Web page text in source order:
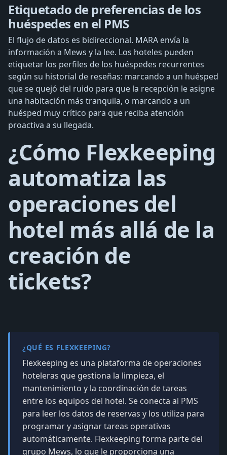
Etiquetado de preferencias de los
huéspedes en el PMS
El flujo de datos es bidireccional. MARA envía la
información a Mews y la lee. Los hoteles pueden
etiquetar los perfiles de los huéspedes recurrentes
según su historial de reseñas: marcando a un huésped
que se quejó del ruido para que la recepción le asigne
una habitación más tranquila, o marcando a un
huésped muy crítico para que reciba atención
proactiva a su llegada.
¿Cómo Flexkeeping
automatiza las
operaciones del
hotel más allá de la
creación de
tickets?
¿QUÉ ES FLEXKEEPING?
Flexkeeping es una plataforma de operaciones
hoteleras que gestiona la limpieza, el
mantenimiento y la coordinación de tareas
entre los equipos del hotel. Se conecta al PMS
para leer los datos de reservas y los utiliza para
programar y asignar tareas operativas
automáticamente. Flexkeeping forma parte del
grupo Mews, lo que le proporciona una